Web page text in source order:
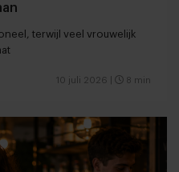
terwijl veel vrouwelijk
10 juli 2026 8 min